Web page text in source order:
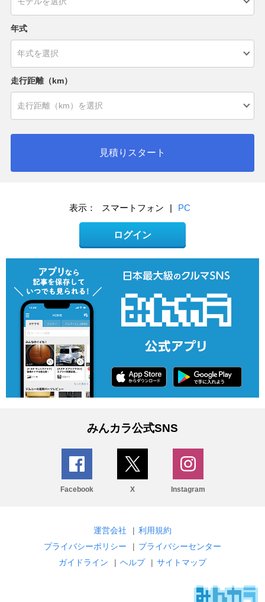
年式
走行距離（km）
見積りスタート
表示： スマートフォン | PC
ログイン
みんカラ公式SNS
Facebook X Instagram
運営会社 | 利用規約
プライバシーポリシー
| プライバシーセンター
ガイドライン
| ヘルプ | サイトマップ